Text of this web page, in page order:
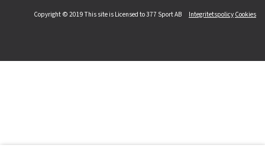
Copyright © 2019 This site is Licensed to 377 Sport AB Integritetspolicy Cookies